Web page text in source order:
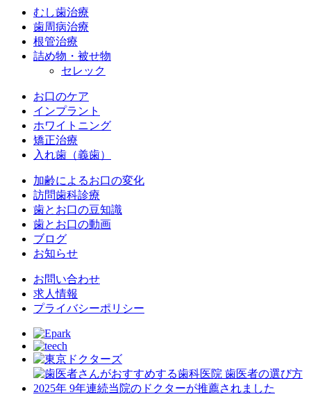
むし歯治療
歯周病治療
根管治療
詰め物・被せ物
セレック
お口のケア
インプラント
ホワイトニング
矯正治療
入れ歯（義歯）
加齢によるお口の変化
訪問歯科診療
歯とお口の豆知識
歯とお口の動画
ブログ
お知らせ
お問い合わせ
求人情報
プライバシーポリシー